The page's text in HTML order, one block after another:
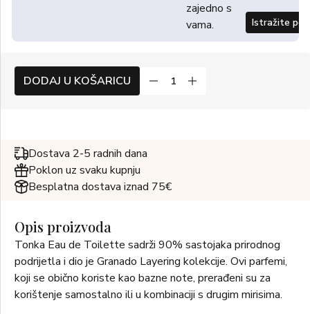
zajedno s
vama.
Istražite
DODAJ U KOŠARICU
Dostava 2-5 radnih dana
Poklon uz svaku kupnju
Besplatna dostava iznad 75€
Opis proizvoda
Tonka Eau de Toilette sadrži 90% sastojaka prirodnog
podrijetla i dio je Granado Layering kolekcije. Ovi parfemi,
koji se obično koriste kao bazne note, prerađeni su za
korištenje samostalno ili u kombinaciji s drugim mirisima.